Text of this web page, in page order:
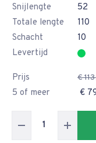
Snijlengte
52
Totale lengte
110
Schacht
10
Levertijd
Prijs €
5 of meer
€